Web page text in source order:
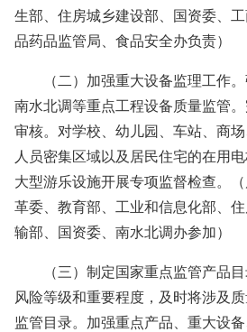
生部、住房城乡建设部、国资委、
品药品监管局、食品安全办负责）
（二）加强重大设备监理工作。
南水北调等重点工程设备质量监管
审核。对学校、幼儿园、车站、商
人员密集区域以及居民住宅的在用电
大型游乐设施开展专项监督检查。
革委、教育部、工业和信息化部、
输部、国资委、南水北调办参加）
（三）制定国家重点监管产品目
风险等级和重要程度，及时将涉及
监管目录。加强重点产品、重大设